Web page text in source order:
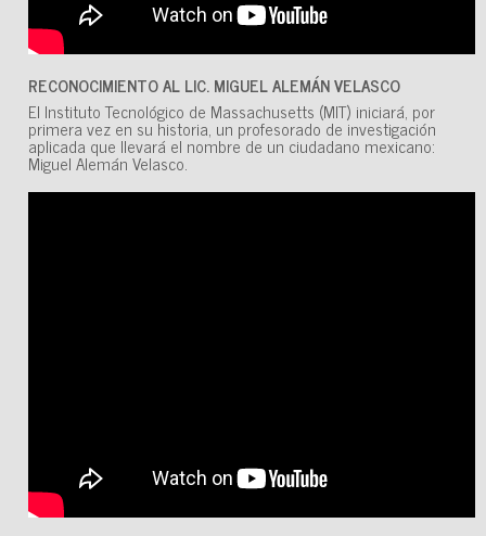
RECONOCIMIENTO AL LIC. MIGUEL ALEMÁN VELASCO
El Instituto Tecnológico de Massachusetts (MIT) iniciará, por
primera vez en su historia, un profesorado de investigación
aplicada que llevará el nombre de un ciudadano mexicano:
Miguel Alemán Velasco.